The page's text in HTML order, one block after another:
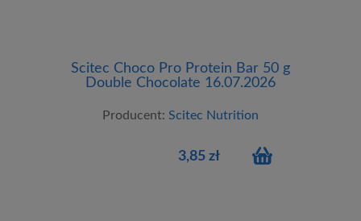
Scitec Choco Pro Protein Bar 50 g
Double Chocolate 16.07.2026
Producent: Scitec Nutrition
3,85 zł